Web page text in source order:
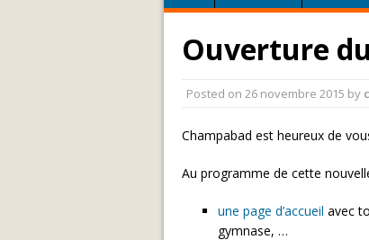
Ouverture
Posted on 26 novembre 2015 by
Champabad est heureux de
Au programme de cette
une page d’accueil avec
gymnase, …